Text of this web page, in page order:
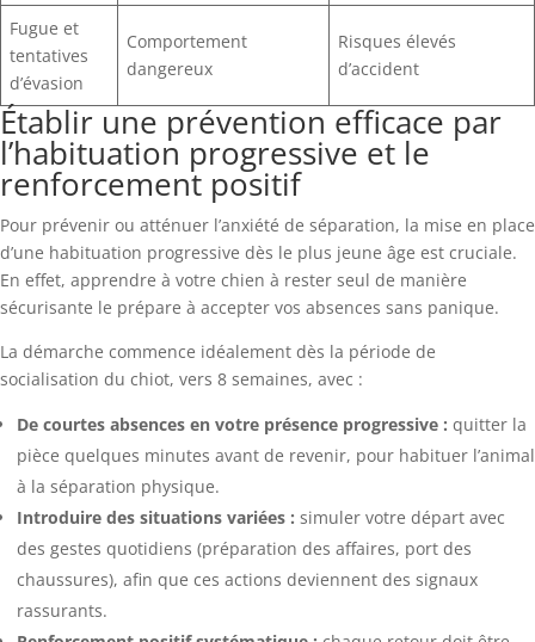
Fugue et
tentatives
d’évasion
Comportement
dangereux
Risques élevés
d’accident
Établir une prévention efficace par
l’habituation progressive et le
renforcement positif
Pour prévenir ou atténuer l’anxiété de séparation, la mise en place
d’une habituation progressive dès le plus jeune âge est cruciale.
En effet, apprendre à votre chien à rester seul de manière
sécurisante le prépare à accepter vos absences sans panique.
La démarche commence idéalement dès la période de
socialisation du chiot, vers 8 semaines, avec :
De courtes absences en votre présence progressive : quitter la
pièce quelques minutes avant de revenir, pour habituer l’animal
à la séparation physique.
Introduire des situations variées : simuler votre départ avec
des gestes quotidiens (préparation des affaires, port des
chaussures), afin que ces actions deviennent des signaux
rassurants.